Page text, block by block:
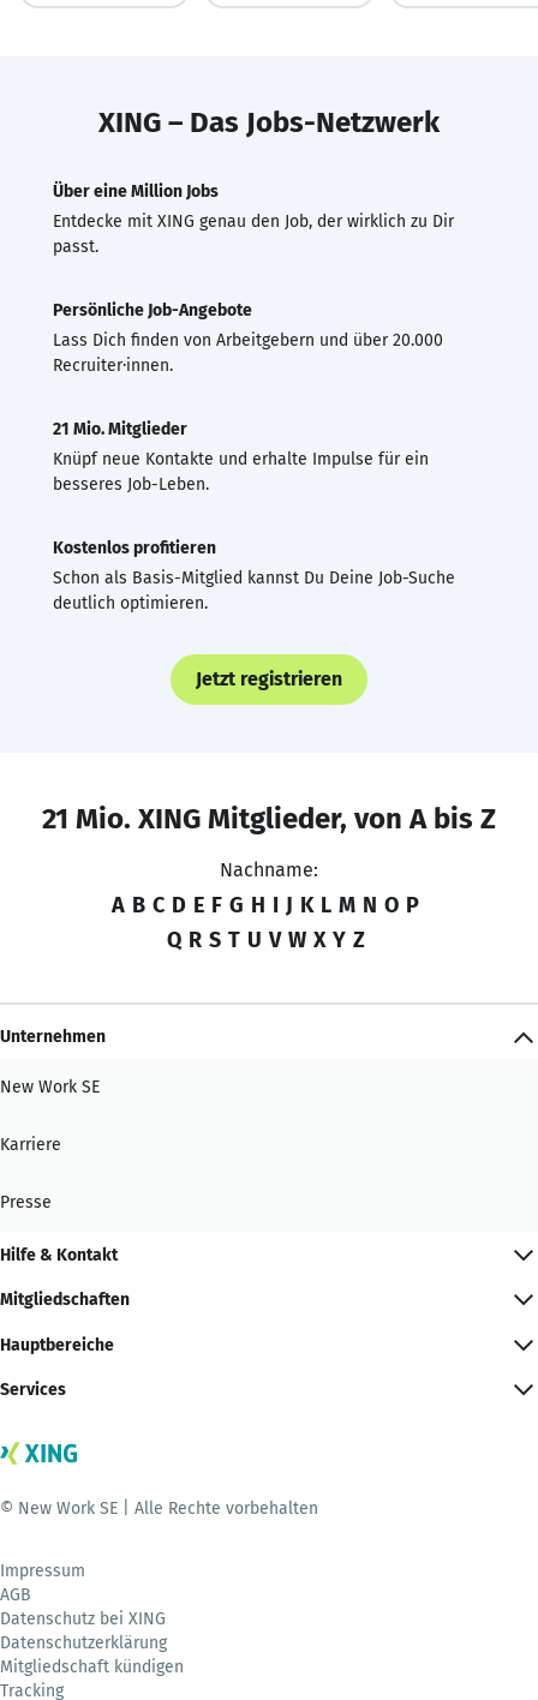
XING – Das Jobs-Netzwerk
Über eine Million Jobs
Entdecke mit XING genau den Job, der wirklich zu Dir
passt.
Persönliche Job-Angebote
Lass Dich finden von Arbeitgebern und über 20.000
Recruiter·innen.
21 Mio. Mitglieder
Knüpf neue Kontakte und erhalte Impulse für ein
besseres Job-Leben.
Kostenlos profitieren
Schon als Basis-Mitglied kannst Du Deine Job-Suche
deutlich optimieren.
Jetzt registrieren
21 Mio. XING Mitglieder, von A bis Z
Nachname:
A B C D E F G H I J K L M N O P
Q R S T U V W X Y Z
Unternehmen
New Work SE
Karriere
Presse
Hilfe & Kontakt
Mitgliedschaften
Hauptbereiche
Services
© New Work SE | Alle Rechte vorbehalten
Impressum
AGB
Datenschutz bei XING
Datenschutzerklärung
Mitgliedschaft kündigen
Tracking